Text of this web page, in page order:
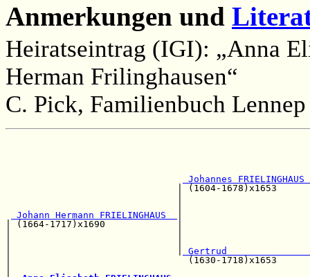
Anmerkungen und
Heiratseintrag (IGI): „Anna
Herman Frilinghausen“
C. Pick, Familienbuch
Johannes
| (1604-
Johann Hermann FRIELINGHAUS
| (1664-1717)x1690             |
|                                (1630-